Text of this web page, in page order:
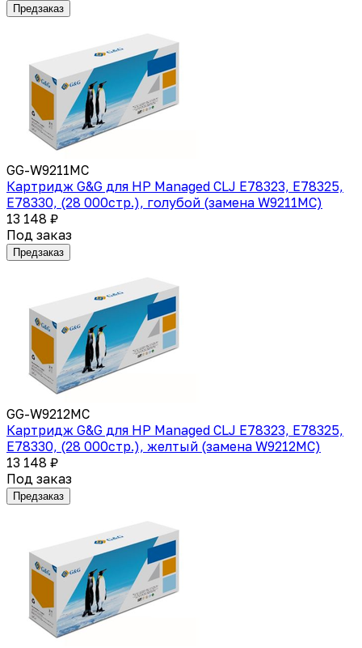
Предзаказ
GG-W9211MC
Картридж G&G для HP Managed CLJ E78323, E78325,
E78330, (28 000стр.), голубой (замена W9211MC)
13 148 ₽
Под заказ
Предзаказ
GG-W9212MC
Картридж G&G для HP Managed CLJ E78323, E78325,
E78330, (28 000стр.), желтый (замена W9212MC)
13 148 ₽
Под заказ
Предзаказ